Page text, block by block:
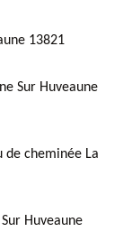
13821
Sur Huveaune
de cheminée La
Huveaune